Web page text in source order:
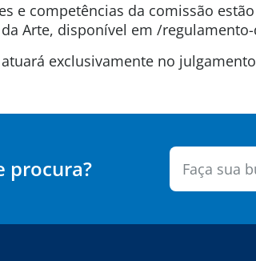
e competências da comissão
Arte, disponível em /
atuará exclusivamente no
procura?